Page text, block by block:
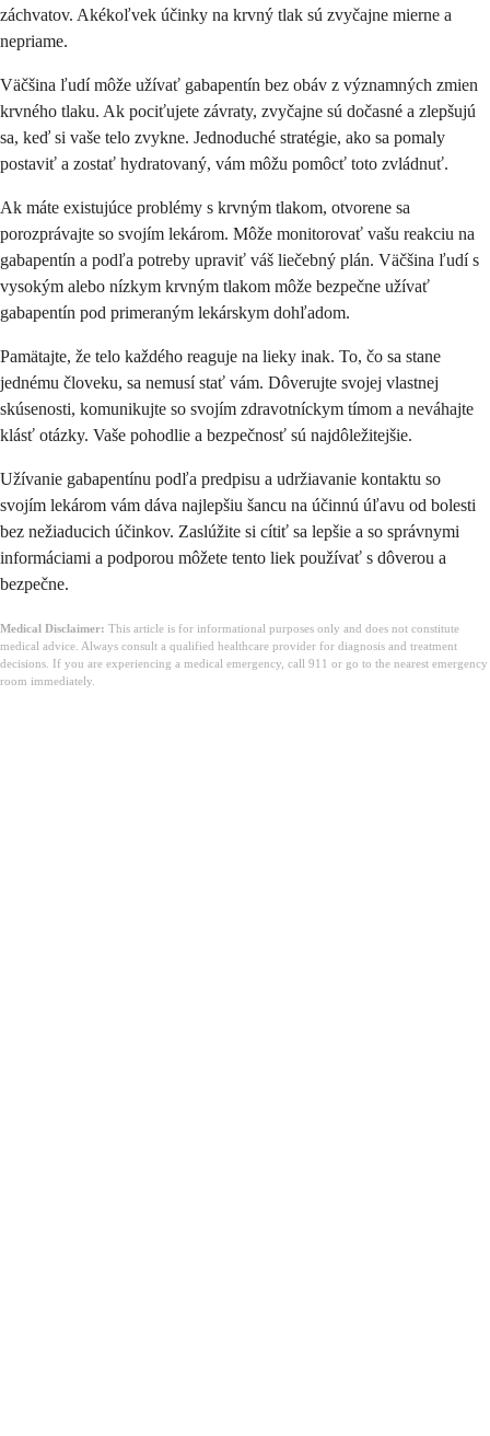
záchvatov. Akékoľvek účinky na krvný tlak sú zvyčajne mierne a
nepriame.
Väčšina ľudí môže užívať gabapentín bez obáv z významných zmien
krvného tlaku. Ak pociťujete závraty, zvyčajne sú dočasné a zlepšujú
sa, keď si vaše telo zvykne. Jednoduché stratégie, ako sa pomaly
postaviť a zostať hydratovaný, vám môžu pomôcť toto zvládnuť.
Ak máte existujúce problémy s krvným tlakom, otvorene sa
porozprávajte so svojím lekárom. Môže monitorovať vašu reakciu na
gabapentín a podľa potreby upraviť váš liečebný plán. Väčšina ľudí s
vysokým alebo nízkym krvným tlakom môže bezpečne užívať
gabapentín pod primeraným lekárskym dohľadom.
Pamätajte, že telo každého reaguje na lieky inak. To, čo sa stane
jednému človeku, sa nemusí stať vám. Dôverujte svojej vlastnej
skúsenosti, komunikujte so svojím zdravotníckym tímom a neváhajte
klásť otázky. Vaše pohodlie a bezpečnosť sú najdôležitejšie.
Užívanie gabapentínu podľa predpisu a udržiavanie kontaktu so
svojím lekárom vám dáva najlepšiu šancu na účinnú úľavu od bolesti
bez nežiaducich účinkov. Zaslúžite si cítiť sa lepšie a so správnymi
informáciami a podporou môžete tento liek používať s dôverou a
bezpečne.
Medical Disclaimer: This article is for informational purposes only and does not constitute
medical advice. Always consult a qualified healthcare provider for diagnosis and treatment
decisions. If you are experiencing a medical emergency, call 911 or go to the nearest emergency
room immediately.